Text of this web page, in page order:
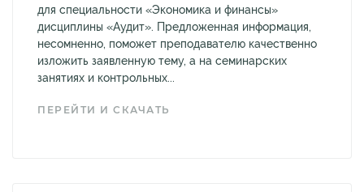
для специальности «Экономика и финансы»
дисциплины «Аудит». Предложенная информация,
несомненно, поможет преподавателю качественно
изложить заявленную тему, а на семинарских
занятиях и контрольных...
ПЕРЕЙТИ И СКАЧАТЬ